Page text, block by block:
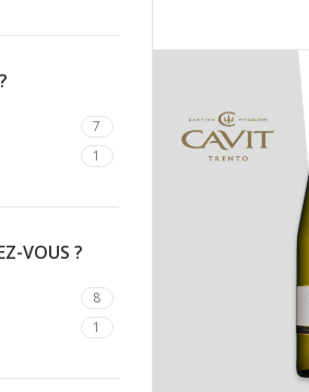
7
1
VOUS ?
8
1